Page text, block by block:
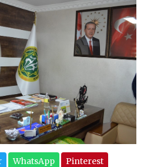
WhatsApp Pinterest